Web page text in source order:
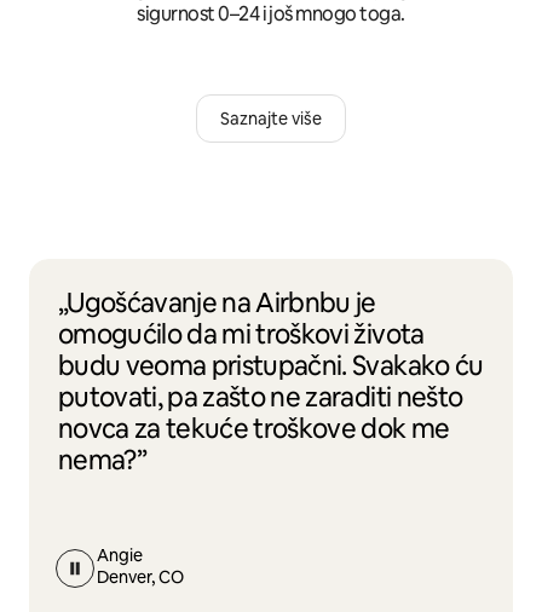
sigurnost 0–24 i još mnogo toga.
Saznajte više
„Ugošćavanje na Airbnbu je
omogućilo da mi troškovi života
budu veoma pristupačni. Svakako ću
putovati, pa zašto ne zaraditi nešto
novca za tekuće troškove dok me
nema?”
Angie
Denver, CO